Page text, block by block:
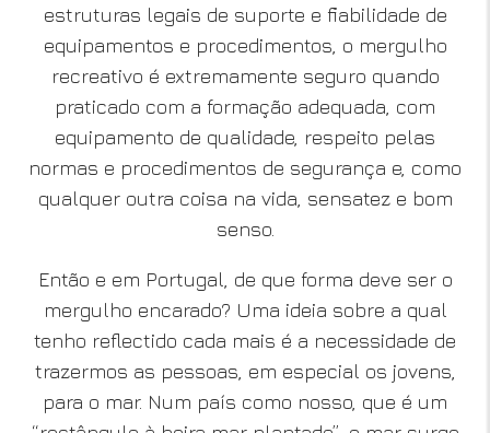
estruturas legais de suporte e fiabilidade de
equipamentos e procedimentos, o mergulho
recreativo é extremamente seguro quando
praticado com a formação adequada, com
equipamento de qualidade, respeito pelas
normas e procedimentos de segurança e, como
qualquer outra coisa na vida, sensatez e bom
senso.
Então e em Portugal, de que forma deve ser o
mergulho encarado? Uma ideia sobre a qual
tenho reflectido cada mais é a necessidade de
trazermos as pessoas, em especial os jovens,
para o mar. Num país como nosso, que é um